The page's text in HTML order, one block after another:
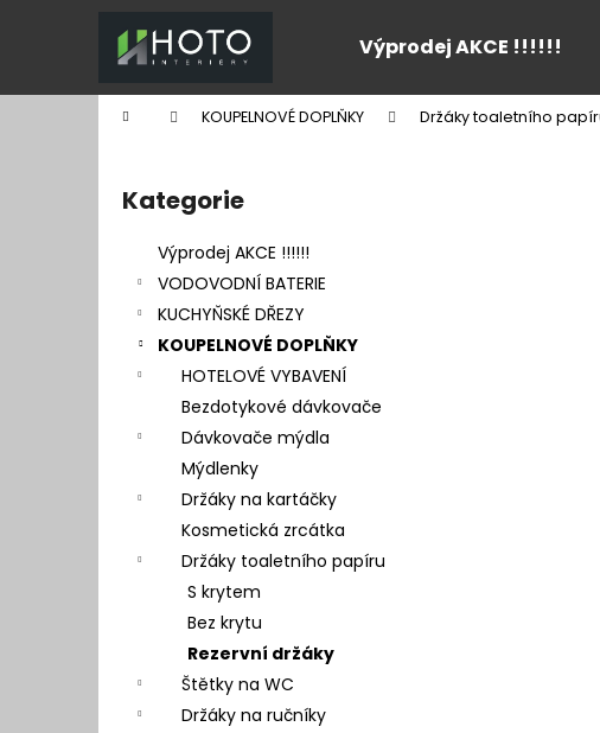
Výprodej AKCE !!!!!!
Domů KOUPELNOVÉ DOPLŇKY Držáky toaletního
Přeskočit
kategorie
Kategorie
Výprodej AKCE !!!!!!
VODOVODNÍ BATERIE
KUCHYŇSKÉ DŘEZY
KOUPELNOVÉ DOPLŇKY
HOTELOVÉ VYBAVENÍ
Bezdotykové dávkovače
Dávkovače mýdla
Mýdlenky
Držáky na kartáčky
Kosmetická zrcátka
Držáky toaletního papíru
S krytem
Bez krytu
Rezervní držáky
Štětky na WC
Držáky na ručníky
í
Zpět
do
Zpět
do
Co